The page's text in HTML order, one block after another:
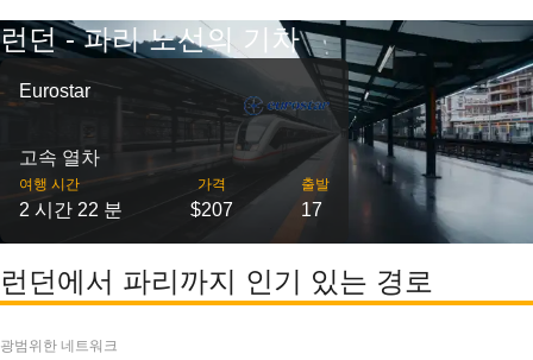
런던 - 파리 노선의 기차
Eurostar
고속 열차
여행 시간
2 시간 22 분
가격
$207
출발
17
런던에서 파리까지 인기 있는 경로
광범위한 네트워크